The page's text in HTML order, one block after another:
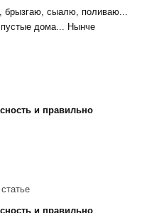
брызгаю, сыалю, поливаю...
пустые дома... Нынче
и правильно
и правильно